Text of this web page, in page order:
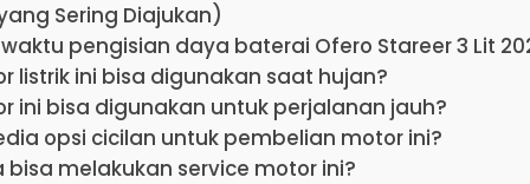
Sering Diajukan)
pengisian daya baterai Ofero Stareer 3 Lit
listrik ini bisa digunakan saat hujan?
ini bisa digunakan untuk perjalanan jauh?
opsi cicilan untuk pembelian motor ini?
bisa melakukan service motor ini?